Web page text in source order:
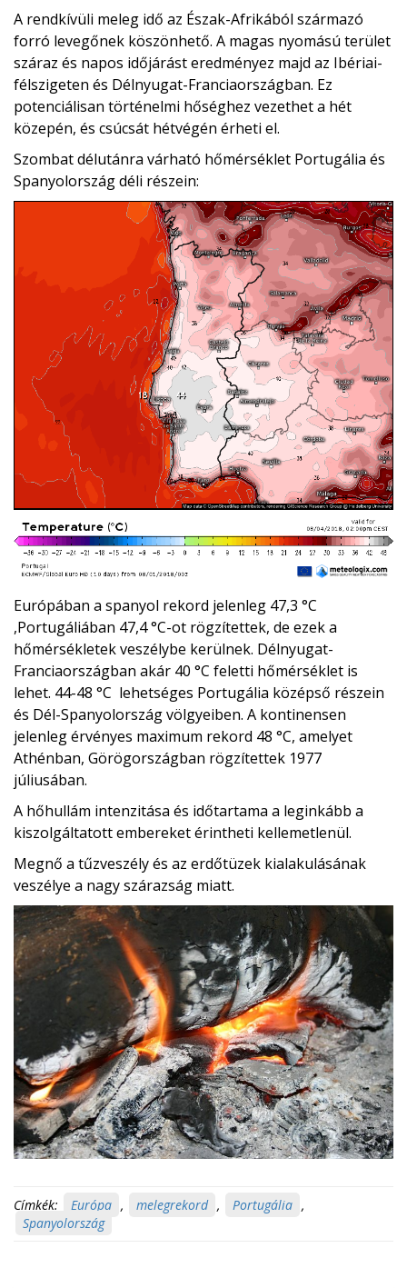
A rendkívüli meleg idő az Észak-Afrikából származó
forró levegőnek köszönhető. A magas nyomású terület
száraz és napos időjárást eredményez majd az Ibériai-
félszigeten és Délnyugat-Franciaországban. Ez
potenciálisan történelmi hőséghez vezethet a hét
közepén, és csúcsát hétvégén érheti el.
Szombat délutánra várható hőmérséklet Portugália és
Spanyolország déli részein:
Európában a spanyol rekord jelenleg 47,3 °C
,Portugáliában 47,4 °C-ot rögzítettek, de ezek a
hőmérsékletek veszélybe kerülnek. Délnyugat-
Franciaországban akár 40 °C feletti hőmérséklet is
lehet. 44-48 °C lehetséges Portugália középső részein
és Dél-Spanyolország völgyeiben. A kontinensen
jelenleg érvényes maximum rekord 48 °C, amelyet
Athénban, Görögországban rögzítettek 1977
júliusában.
A hőhullám intenzitása és időtartama a leginkább a
kiszolgáltatott embereket érintheti kellemetlenül.
Megnő a tűzveszély és az erdőtüzek kialakulásának
veszélye a nagy szárazság miatt.
Címkék: Európa , melegrekord , Portugália ,
Spanyolország